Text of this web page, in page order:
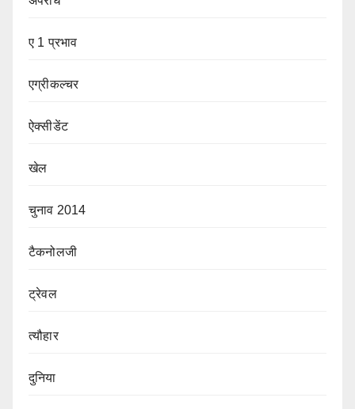
ए 1 प्रभाव
एग्रीकल्चर
ऐक्सीडेंट
खेल
चुनाव 2014
टैकनोलजी
ट्रेवल
त्यौहार
दुनिया